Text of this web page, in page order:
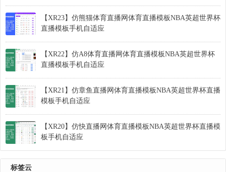
【XR23】仿熊猫体育直播网体育直播模板NBA英超世界杯
直播模板手机自适应
【XR22】仿A8体育直播网体育直播模板NBA英超世界杯
直播模板手机自适应
【XR21】仿章鱼直播网体育直播模板NBA英超世界杯直播
模板手机自适应
【XR20】仿快直播网体育直播模板NBA英超世界杯直播模
板手机自适应
标签云